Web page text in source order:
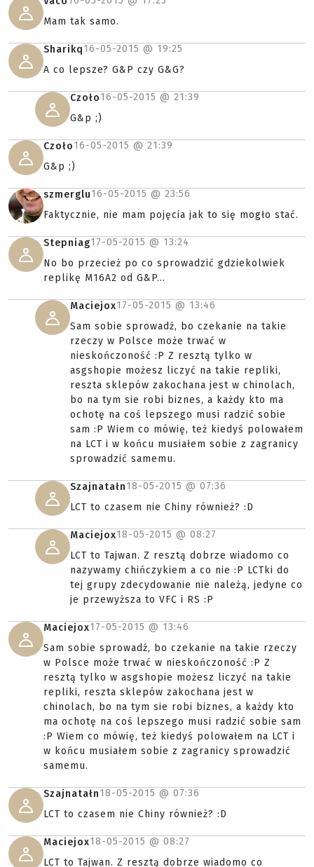
Mam tak samo.
Sharikq16-05-2015 @ 19:25
A co lepsze? G&P czy G&G?
Czoło16-05-2015 @ 21:39
G&p ;)
Czoło16-05-2015 @ 21:39
G&p ;)
szmerglu16-05-2015 @ 23:56
Faktycznie, nie mam pojęcia jak to się mogło stać.
Stepniag17-05-2015 @ 13:24
No bo przecież po co sprowadzić gdziekolwiek
replikę M16A2 od G&P...
Maciejox17-05-2015 @ 13:46
Sam sobie sprowadź, bo czekanie na takie
rzeczy w Polsce może trwać w
nieskończoność :P Z resztą tylko w
asgshopie możesz liczyć na takie repliki,
reszta sklepów zakochana jest w chinolach,
bo na tym sie robi biznes, a każdy kto ma
ochotę na coś lepszego musi radzić sobie
sam :P Wiem co mówię, też kiedyś polowałem
na LCT i w końcu musiałem sobie z zagranicy
sprowadzić samemu.
Szajnatałn18-05-2015 @ 07:36
LCT to czasem nie Chiny również? :D
Maciejox18-05-2015 @ 08:27
LCT to Tajwan. Z resztą dobrze wiadomo co
nazywamy chińczykiem a co nie :P LCTki do
tej grupy zdecydowanie nie należą, jedyne co
je przewyższa to VFC i RS :P
Maciejox17-05-2015 @ 13:46
Sam sobie sprowadź, bo czekanie na takie rzeczy
w Polsce może trwać w nieskończoność :P Z
resztą tylko w asgshopie możesz liczyć na takie
repliki, reszta sklepów zakochana jest w
chinolach, bo na tym sie robi biznes, a każdy kto
ma ochotę na coś lepszego musi radzić sobie sam
:P Wiem co mówię, też kiedyś polowałem na LCT i
w końcu musiałem sobie z zagranicy sprowadzić
samemu.
Szajnatałn18-05-2015 @ 07:36
LCT to czasem nie Chiny również? :D
Maciejox18-05-2015 @ 08:27
LCT to Tajwan. Z resztą dobrze wiadomo co